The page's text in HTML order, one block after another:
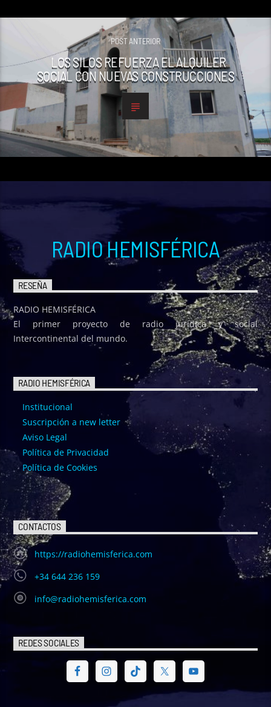
POST ANTERIOR
LOS SILOS REFUERZA EL ALQUILER
SOCIAL CON NUEVAS CONSTRUCCIONES
RADIO HEMISFÉRICA
RESEÑA
RADIO HEMISFÉRICA
El primer proyecto de radio jurídica y social
Intercontinental del mundo.
RADIO HEMISFÉRICA
Institucional
Suscripción a new letter
Aviso Legal
Política de Privacidad
Política de Cookies
CONTACTOS
https://radiohemisferica.com
+34 644 236 159
info@radiohemisferica.com
REDES SOCIALES